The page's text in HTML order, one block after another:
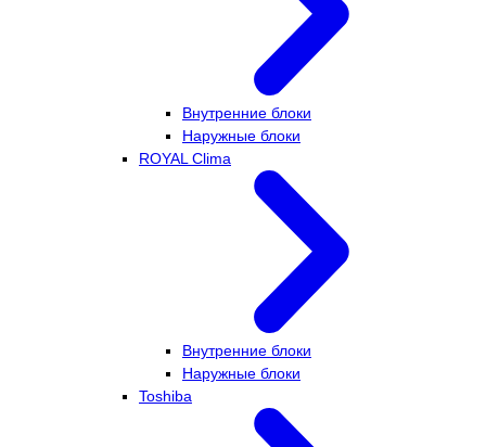
Внутренние блоки
Наружные блоки
ROYAL Clima
Внутренние блоки
Наружные блоки
Toshiba